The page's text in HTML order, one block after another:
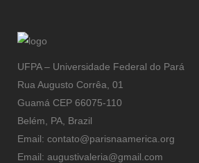
UFPA – Universidade Federal do Pará
Rua Augusto Corrêa, 01
Guamá CEP 66075-110
Belém, PA, Brazil
Email: contato@parisnaamerica.org
Email: augustivaleria@gmail.com